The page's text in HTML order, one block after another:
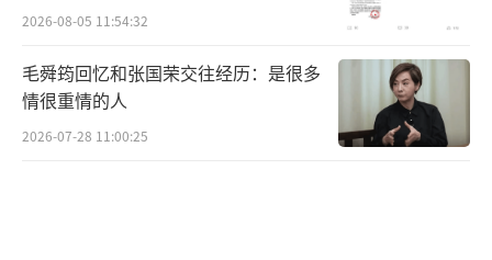
2026-08-05 11:54:32
毛舜筠回忆和张国荣交往经历：是很多
情很重情的人
2026-07-28 11:00:25